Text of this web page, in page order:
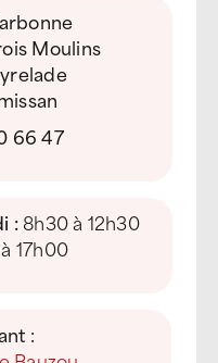
Moulins
66 47
:8h30 à 12h30
17h00
: